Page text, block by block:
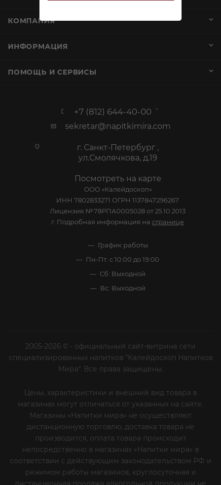
КОМПАНИЯ
ИНФОРМАЦИЯ
ПОМОЩЬ И СЕРВИСЫ
+7 (812) 644-40-00
sekretar@napitkimira.com
г. Санкт-Петербург ,
ул.Смолячкова, д.19
Посмотреть на карте
ООО «Калейдоскоп»
ИНН 7802833271 ОГРН 1137847296267
Лицензия №78РПА0005028 от 25.10.2013
г. Подробная информация на странице
График работы
Пн-Пт: с 10:00 до 19:00
Сб: Выходной
Вс: Выходной
2005-2026 © - официальный сайт-витрина сети
специализированных напитков "Калейдоскоп Напитков
Мира". Все права защищены.
Цены, характеристики и внешний вид товара в
магазинах могут отличаться от указанных на сайте.
Магазины «Напитки мира» не осуществляют
дистанционную торговлю, доставка товара не
производится, оплата товара происходит
непосредственно в магазинах «Напитки мира» в
соответствии с действующим законодательством РФ и
режимом работы магазинов, круглосуточная и